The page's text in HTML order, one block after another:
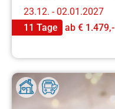
23.12. - 02.01.2027
11 Tage
ab € 1.479,-